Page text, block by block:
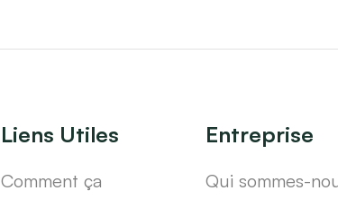
Liens Utiles
Comment ça
Entreprise
Qui sommes-